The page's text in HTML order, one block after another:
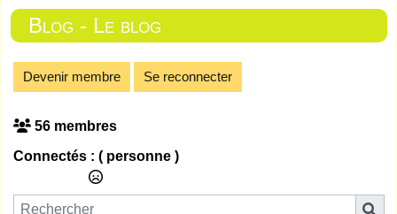
Blog - Le blog
Devenir membre Se reconnecter
56 membres
Connectés : ( personne )